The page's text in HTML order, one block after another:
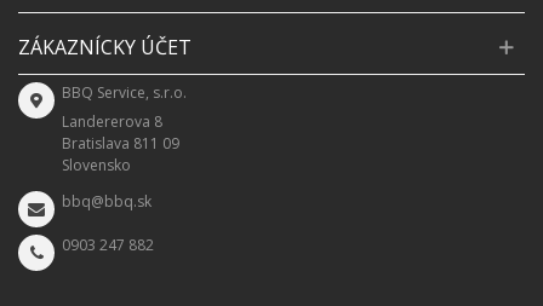
ZÁKAZNÍCKY ÚČET
BBQ Service, s.r.o.
Landererova 8
Bratislava 811 09
Slovensko
bbq@bbq.sk
0903 247 882